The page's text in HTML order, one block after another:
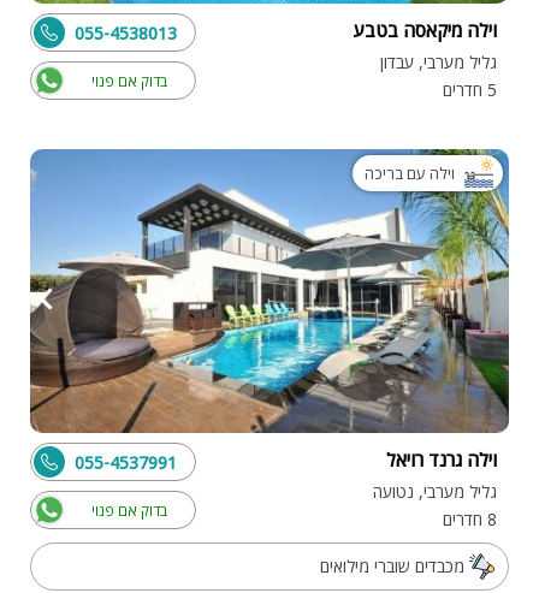
וילה מיקאסה בטבע
גליל מערבי, עבדון
5 חדרים
בדוק אם פנוי
055-4538013
וילה עם בריכה
וילה גרנד רויאל
גליל מערבי, נטועה
8 חדרים
בדוק אם פנוי
055-4537991
מכבדים שוברי מילואים